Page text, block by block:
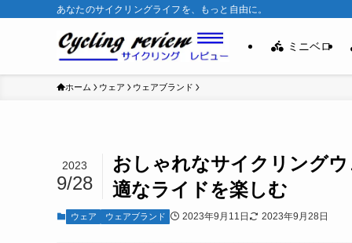
あなたのサイクリングライフを、もっと自由に。
ミニベロ
ホーム ウェア ウェアブランド
おしゃれなサイクリング
適なライドを楽しむ
2023
9/28
ウェア ウェアブランド 2023年9月11日 2023年9月28日